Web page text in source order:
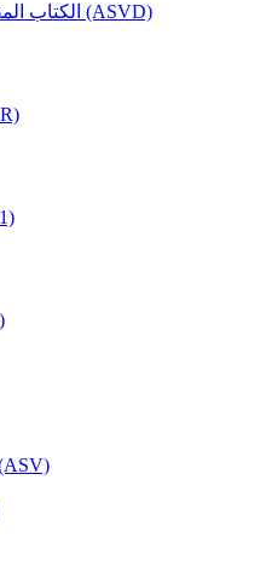
الكتاب المقدس ترجمة فانديك وسميث (ASVD)